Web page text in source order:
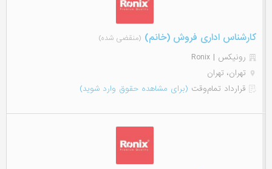
کارشناس اداری فروش (خانم) (منقضی شده)
رونیکس | Ronix
تهران، تهران
قرارداد تمام‌وقت (برای مشاهده حقوق وارد شوید)